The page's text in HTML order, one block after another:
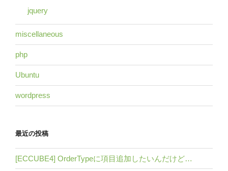
jquery
miscellaneous
php
Ubuntu
wordpress
最近の投稿
[ECCUBE4] OrderTypeに項目追加したいんだけど…